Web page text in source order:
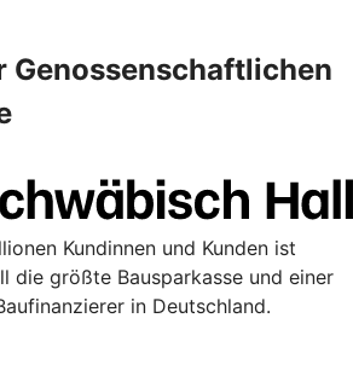
Genossenschaftlichen
Kundinnen und Kunden ist
die größte Bausparkasse und einer
in Deutschland.